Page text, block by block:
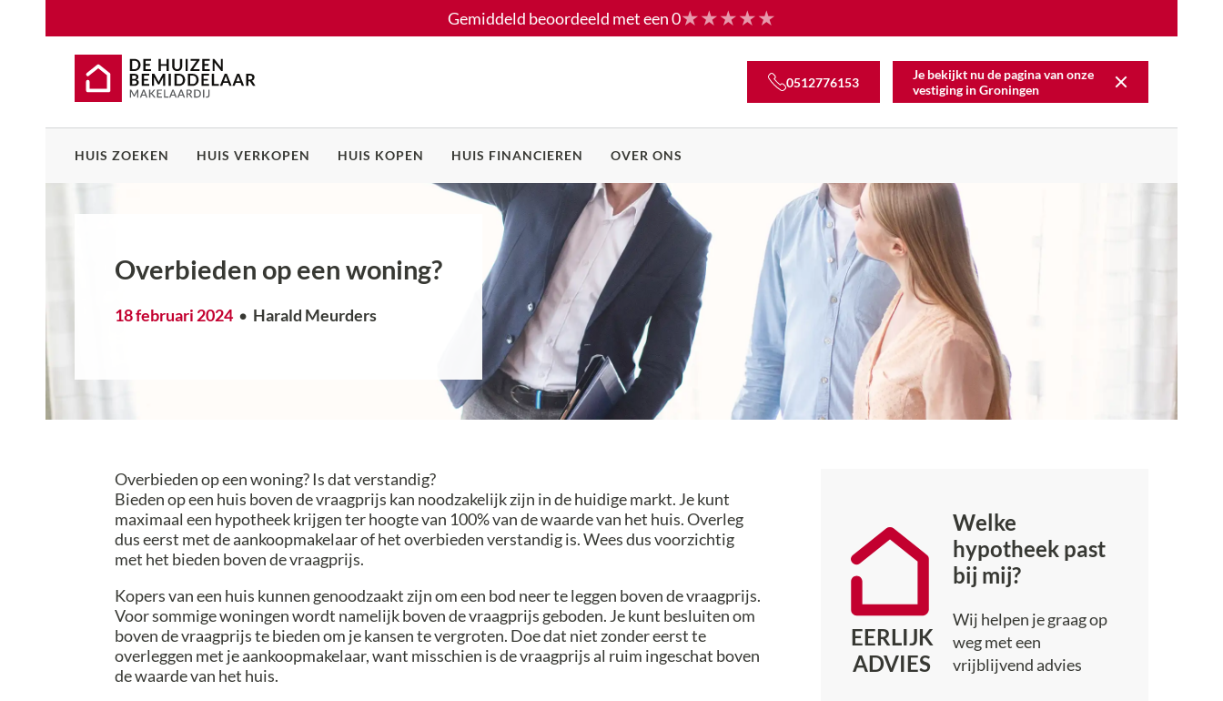
Gemiddeld beoordeeld met een0
0512776153
Je bekijkt nu de pagina van onze
vestiging inGroningen
HUIS ZOEKEN HUIS VERKOPEN HUIS KOPEN HUIS FINANCIEREN OVER ONS
Overbieden op een woning?
18 februari 2024 Harald Meurders
Overbieden op een woning? Is dat verstandig?
Bieden op een huis boven de vraagprijs kan noodzakelijk zijn in de huidige markt. Je kunt
maximaal een hypotheek krijgen ter hoogte van 100% van de waarde van het huis. Overleg
dus eerst met de aankoopmakelaar of het overbieden verstandig is. Wees dus voorzichtig
met het bieden boven de vraagprijs.
Kopers van een huis kunnen genoodzaakt zijn om een bod neer te leggen boven de vraagprijs.
Voor sommige woningen wordt namelijk boven de vraagprijs geboden. Je kunt besluiten om
boven de vraagprijs te bieden om je kansen te vergroten. Doe dat niet zonder eerst te
overleggen met je aankoopmakelaar, want misschien is de vraagprijs al ruim ingeschat boven
de waarde van het huis.
EERLIJK
ADVIES
Welke
hypotheek past
bij mij?
Wij helpen je graag op
weg met een
vrijblijvend advies